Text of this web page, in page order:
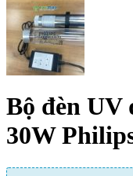
Bộ đèn UV
30W